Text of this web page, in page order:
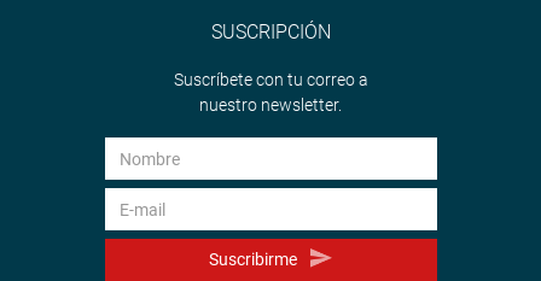
SUSCRIPCIÓN
Suscríbete con tu correo a
nuestro newsletter.
Suscribirme